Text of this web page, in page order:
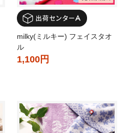
milky(ミルキー) フェイスタオ
ル
1,100円